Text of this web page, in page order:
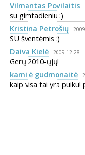
Vilmantas Povilaitis
su gimtadieniu :)
Kristina Petrošių
SU šventėmis :)
Daiva Kielė
2009-12-28
Gerų 2010-ųjų!
kamilė gudmonaitė
kaip visa tai yra puiku!